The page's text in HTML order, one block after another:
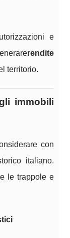
e
rendite
territorio.
immobili
con
italiano.
le trappole e